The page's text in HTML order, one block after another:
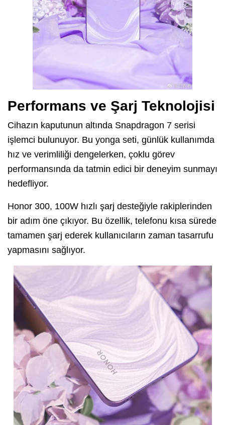
Performans ve Şarj Teknolojisi
Cihazın kaputunun altında Snapdragon 7 serisi
işlemci bulunuyor. Bu yonga seti, günlük kullanımda
hız ve verimliliği dengelerken, çoklu görev
performansında da tatmin edici bir deneyim sunmayı
hedefliyor.
Honor 300, 100W hızlı şarj desteğiyle rakiplerinden
bir adım öne çıkıyor. Bu özellik, telefonu kısa sürede
tamamen şarj ederek kullanıcıların zaman tasarrufu
yapmasını sağlıyor.